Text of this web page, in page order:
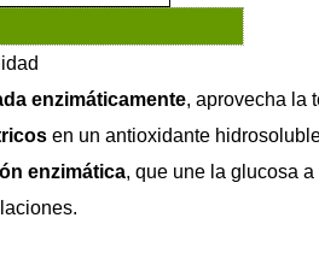
enzimáticamente, aprovecha la
en un antioxidante
enzimática, que une la glucosa